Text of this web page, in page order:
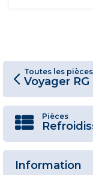
Toutes les
Voyager RG
Pièces
Information